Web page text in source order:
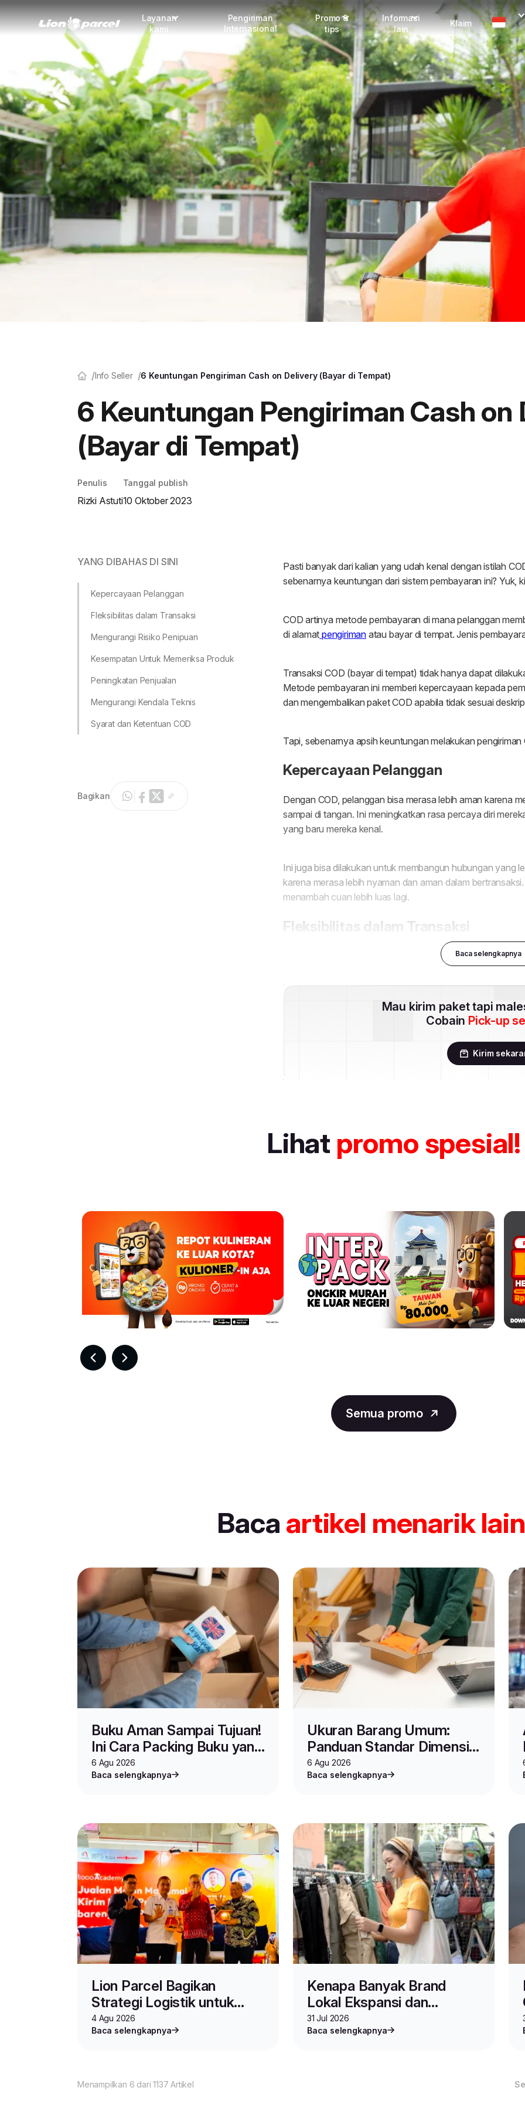
Layanan
kami
Pengiriman
COD
Fulfillment
Korporasi
Daftar jadi Mitra
Lacak pendaftaran Mitra
Pengiriman
Internasional
Promo &
tips
Promo terbaru
Info seller
Info mitra
Informasi
lain
Dangerous Goods
Karantina
FAQ
Tentang kami
Klaim
Info Seller 6 Keuntungan Pengiriman Cash on Delivery (Bayar di Tempat)
6 Keuntungan Pengiriman Cash on
(Bayar di Tempat)
Penulis
Rizki Astuti
Tanggal publish
10 Oktober 2023
YANG DIBAHAS DI SINI
Kepercayaan Pelanggan
Fleksibilitas dalam Transaksi
Mengurangi Risiko Penipuan
Kesempatan Untuk Memeriksa Produk
Peningkatan Penjualan
Mengurangi Kendala Teknis
Syarat dan Ketentuan COD
Bagikan
Baca selengkapnya
Mau kirim paket tapi
Cobain Pick-up
Kirim
Lihat promo spesial!
Semua promo
Baca artikel menarik
Buku Aman Sampai Tujuan!
Ini Cara Packing Buku yang
Benar untuk Jualan dan
Pindahan
6 Agu 2026
Baca selengkapnya
Ukuran Barang Umum:
Panduan Standar Dimensi,
Spesifikasi, dan Cara
Mengukur Produk untuk
6 Agu 2026
Baca selengkapnya
Lion Parcel Bagikan
Strategi Logistik untuk
Seller di Toco Academy
Vol.2
4 Agu 2026
Baca selengkapnya
Kenapa Banyak Brand
Lokal Ekspansi dan
Berjualan di Malaysia?
31 Jul 2026
Baca selengkapnya
Menampilkan 6 dari 1137 Artikel